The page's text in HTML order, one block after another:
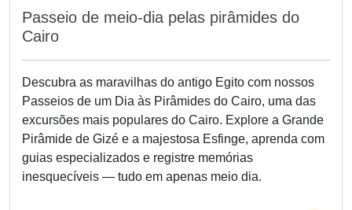
Passeio de meio-dia pelas pirâmides do
Cairo
Descubra as maravilhas do antigo Egito com nossos
Passeios de um Dia às Pirâmides do Cairo, uma das
excursões mais populares do Cairo. Explore a Grande
Pirâmide de Gizé e a majestosa Esfinge, aprenda com
guias especializados e registre memórias
inesquecíveis — tudo em apenas meio dia.